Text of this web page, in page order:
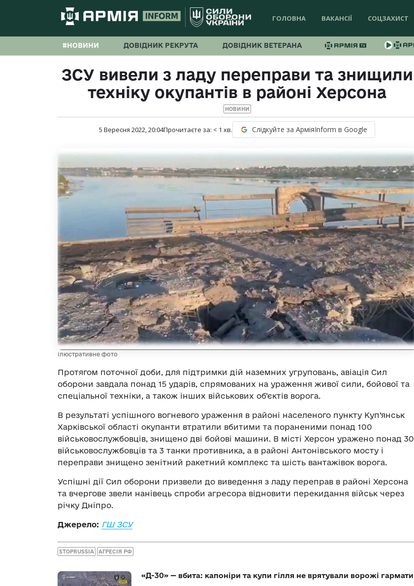
ГОЛОВНА ВАКАНСІЇ СОЦЗАХИСТ
#НОВИНИ ДОВІДНИК РЕКРУТА ДОВІДНИК ВЕТЕРАНА
ЗСУ вивели з ладу переправи та знищили
техніку окупантів в районі Херсона
НОВИНИ
5 Вересня 2022, 20:04Прочитаєте за: < 1 хв. Слідкуйте за АрміяInform в Google
Ілюстративне фото
Протягом поточної доби, для підтримки дій наземних угруповань, авіація Сил
оборони завдала понад 15 ударів, спрямованих на ураження живої сили, бойової та
спеціальної техніки, а також інших військових об’єктів ворога.
В результаті успішного вогневого ураження в районі населеного пункту Куп’янськ
Харківської області окупанти втратили вбитими та пораненими понад 100
військовослужбовців, знищено дві бойові машини. В місті Херсон уражено понад 30
військовослужбовців та 3 танки противника, а в районі Антонівського мосту і
переправи знищено зенітний ракетний комплекс та шість вантажівок ворога.
Успішні дії Сил оборони призвели до виведення з ладу переправ в районі Херсона
та вчергове звели нанівець спроби агресора відновити перекидання військ через
річку Дніпро.
Джерело: ГШ ЗСУ
STOPRUSSIA АГРЕСІЯ РФ
«Д-30» — вбита: капоніри та купи гілля не врятували ворожі гармати